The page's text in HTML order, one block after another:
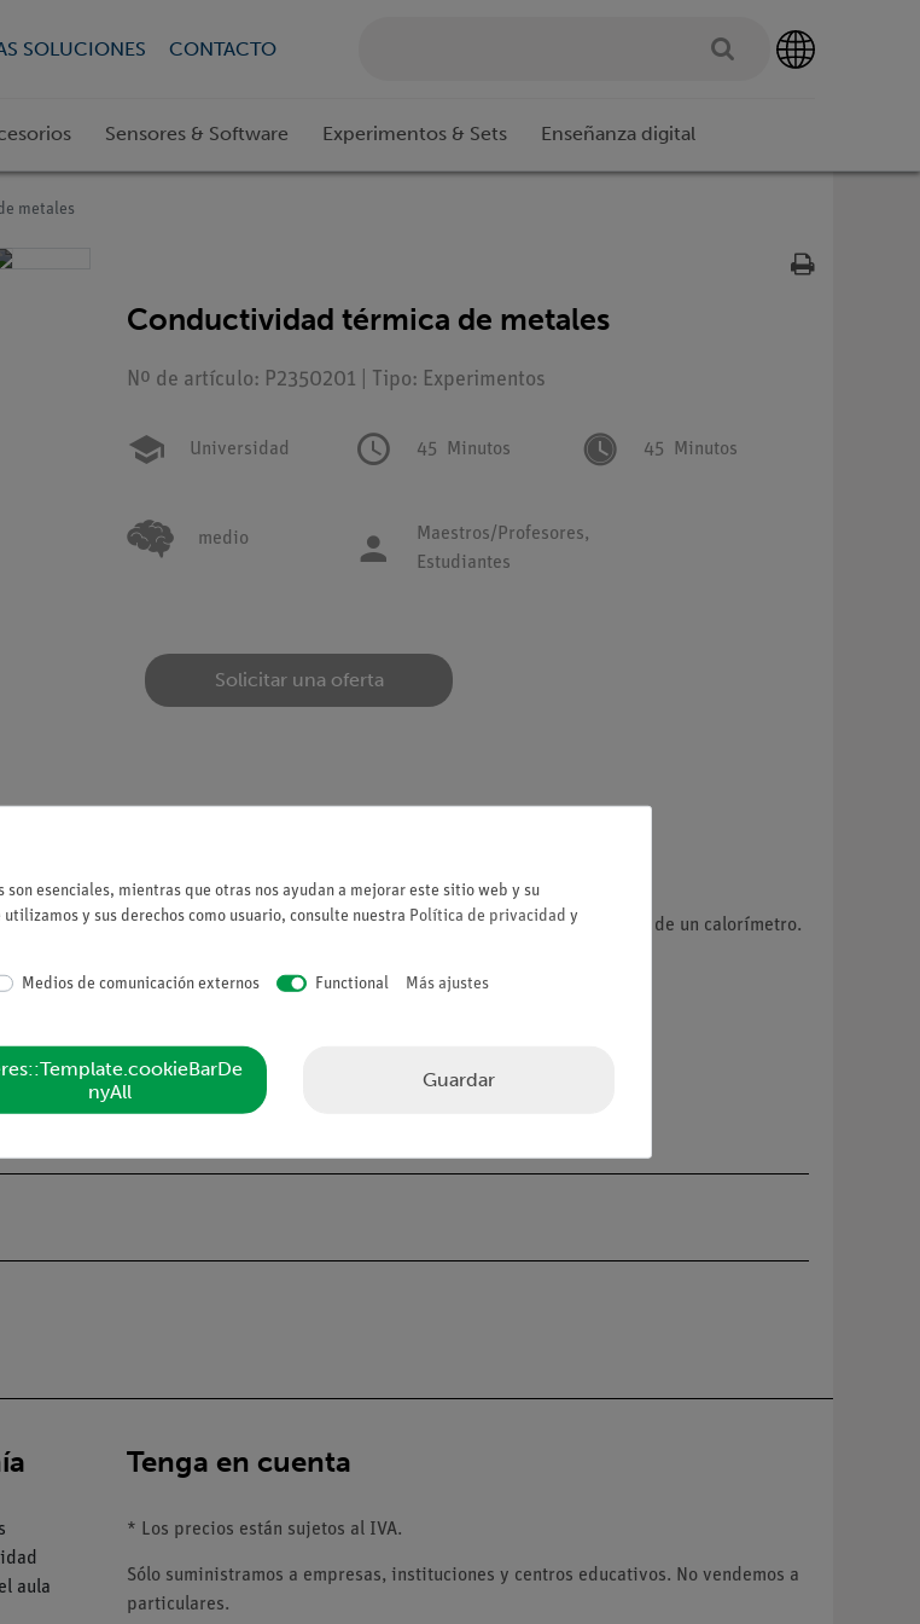
SOLUCIONES CONTACTO
Sensores & Software Experimentos & Sets Enseñanza digital
metales
Conductividad térmica de metales
Nº de artículo: P2350201 | Tipo: Experimentos
Universidad 45 Minutos 45 Minutos
medio
Maestros/Profesores,
Estudiantes
Solicitar una oferta
del cobre y del aluminio en función del flujo de calor medido por medio de un calorímetro.
aula
Tenga en cuenta
* Los precios están sujetos al IVA.
Sólo suministramos a empresas, instituciones y centros educativos. No vendemos a
particulares.
esenciales, mientras que otras nos ayudan a mejorar este sitio web y su
y sus derechos como usuario, consulte nuestra Política de privacidad y
Medios de comunicación externos Functional Más ajustes
nyAll
Guardar